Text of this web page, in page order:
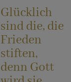
Glücklich
sind die, die
Frieden
stiften,
denn Gott